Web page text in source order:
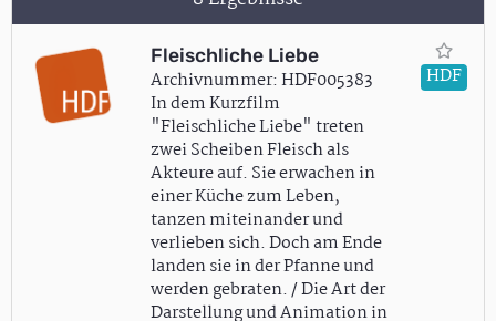
Fleischliche Liebe
Archivnummer: HDF005383
In dem Kurzfilm
"Fleischliche Liebe" treten
zwei Scheiben Fleisch als
Akteure auf. Sie erwachen in
einer Küche zum Leben,
tanzen miteinander und
verlieben sich. Doch am Ende
landen sie in der Pfanne und
werden gebraten. / Die Art der
Darstellung und Animation in
HDF